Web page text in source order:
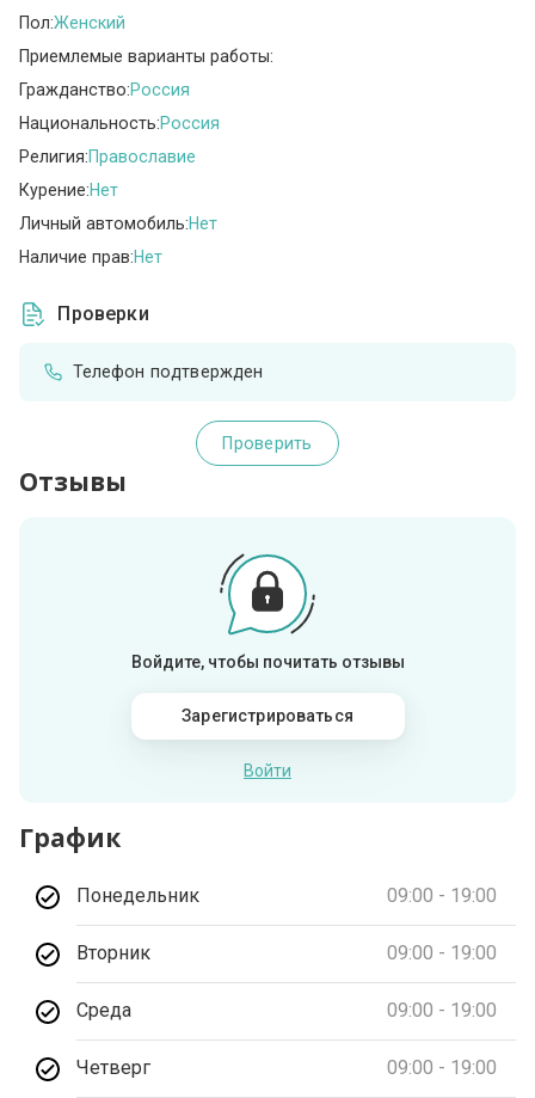
Пол:Женский
Приемлемые варианты работы:
Гражданство:Россия
Национальность:Россия
Религия:Православие
Курение:Нет
Личный автомобиль:Нет
Наличие прав:Нет
Проверки
Телефон подтвержден
Проверить
Отзывы
Войдите, чтобы почитать отзывы
Зарегистрироваться
Войти
График
Понедельник 09:00 - 19:00
Вторник 09:00 - 19:00
Среда 09:00 - 19:00
Четверг 09:00 - 19:00